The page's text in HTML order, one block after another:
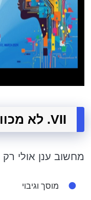
VII. לא מכוון רכיבה במחשוב ענן
מחשוב ענן אולי רק
מוסך וגיבוי